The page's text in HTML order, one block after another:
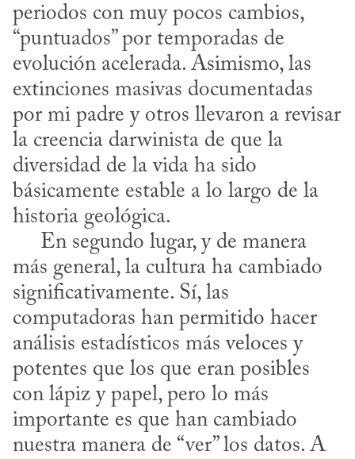
periodos con muy pocos cambios,
“puntuados” por temporadas de
evolución acelerada. Asimismo, las
extinciones masivas documentadas
por mi padre y otros llevaron a revisar
la creencia darwinista de que la
diversidad de la vida ha sido
básicamente estable a lo largo de la
historia geológica.
más general, la cultura ha cambiado
significativamente. Sí, las
computadoras han permitido hacer
análisis estadísticos más veloces y
potentes que los que eran posibles
con lápiz y papel, pero lo más
importante es que han cambiado
nuestra manera de “ver” los datos. A